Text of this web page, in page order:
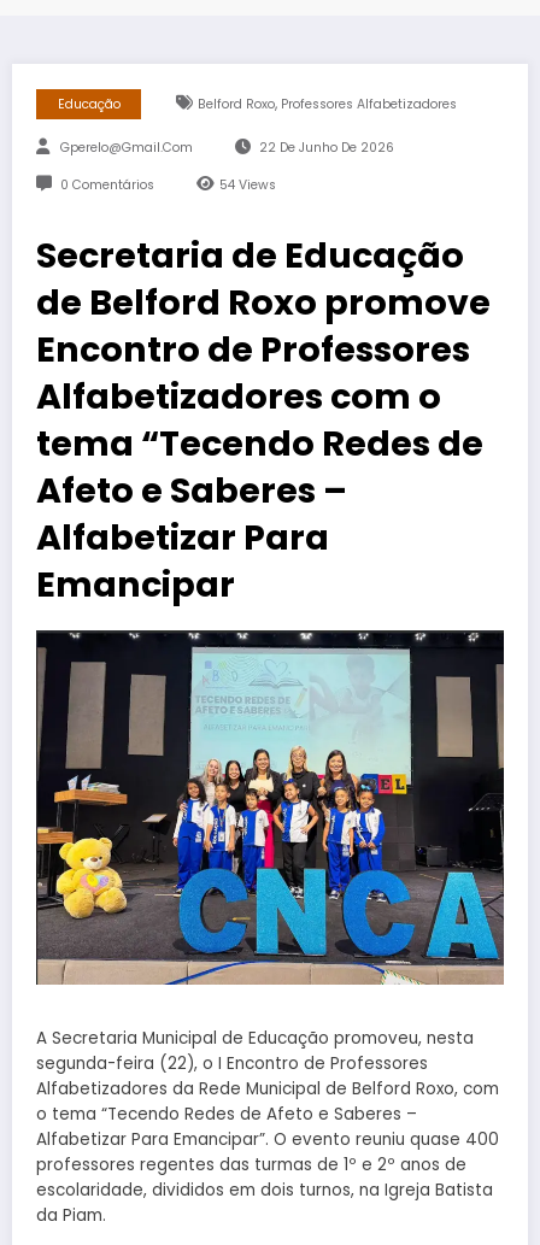
Educação Belford Roxo, Professores Alfabetizadores
Gperelo@gmail.com 22 De Junho De 2026
0 Comentários 54 Views
Secretaria de Educação
de Belford Roxo promove
Encontro de Professores
Alfabetizadores com o
tema “Tecendo Redes de
Afeto e Saberes –
Alfabetizar Para
Emancipar
A Secretaria Municipal de Educação promoveu, nesta
segunda-feira (22), o I Encontro de Professores
Alfabetizadores da Rede Municipal de Belford Roxo, com
o tema “Tecendo Redes de Afeto e Saberes –
Alfabetizar Para Emancipar”. O evento reuniu quase 400
professores regentes das turmas de 1º e 2º anos de
escolaridade, divididos em dois turnos, na Igreja Batista
da Piam.